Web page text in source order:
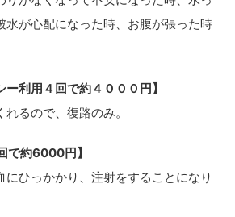
水が心配になった時、お腹が張った時
ー利用４回で約４０００円】
るので、復路のみ。
で約6000円】
にひっかかり、注射をすることになり